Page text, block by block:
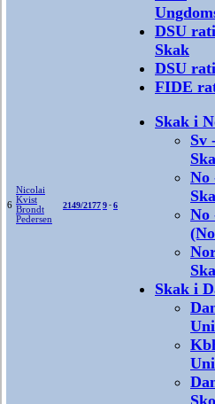
6
Nicolai
Kvist
Brondt
Pedersen
2149/21779 - 6
DSU
Skak
DSU
FIDE
Skak i
Sv
No
No
Skak i